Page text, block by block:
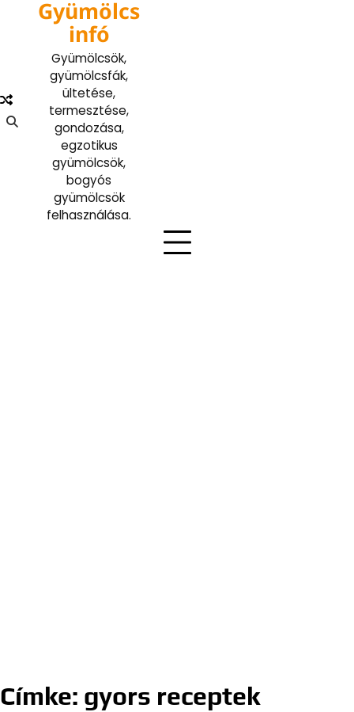
Gyümölcs
infó
Gyümölcsök,
gyümölcsfák,
ültetése,
termesztése,
gondozása,
egzotikus
gyümölcsök,
bogyós
gyümölcsök
felhasználása.
Címke: gyors receptek